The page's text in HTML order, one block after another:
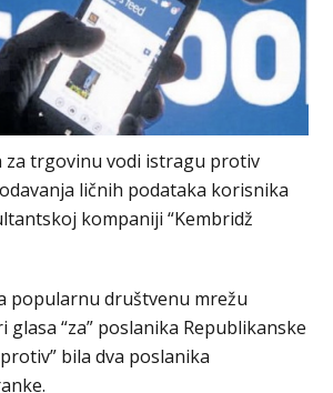
za trgovinu vodi istragu protiv
ličnih podataka korisnika
kompaniji “Kembridž
popularnu društvenu mrežu
glasa “za” poslanika Republikanske
bila dva poslanika